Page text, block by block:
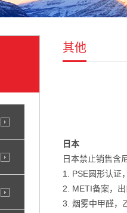
其他
日本
日本禁止销售含
1. PSE圆形认证
2. METI备案，
3. 烟雾中甲醛，